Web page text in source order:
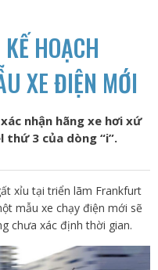
HOẠCH
XE ĐIỆN MỚI
nhận hãng xe hơi xứ
thứ 3 của dòng “i”.
xỉu tại triển lãm Frankfurt
mẫu xe chạy điện mới sẽ
chưa xác định thời gian.